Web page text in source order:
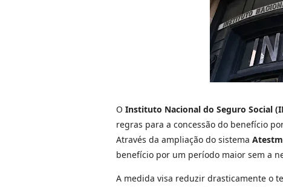
O Instituto Nacional do Seguro Social
regras para a concessão do benefício
Através da ampliação do sistema
benefício por um período maior sem a
A medida visa reduzir drasticamente o